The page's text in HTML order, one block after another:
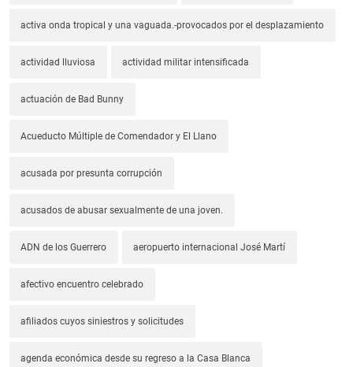
activa onda tropical y una vaguada.-provocados por el desplazamiento
actividad lluviosa actividad militar intensificada
actuación de Bad Bunny
Acueducto Múltiple de Comendador y El Llano
acusada por presunta corrupción
acusados de abusar sexualmente de una joven.
ADN de los Guerrero aeropuerto internacional José Martí
afectivo encuentro celebrado
afiliados cuyos siniestros y solicitudes
agenda económica desde su regreso a la Casa Blanca